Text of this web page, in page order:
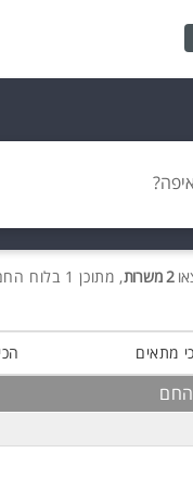
2 משרות , מתוכן 1 בלוח החם חינם!
מתאים